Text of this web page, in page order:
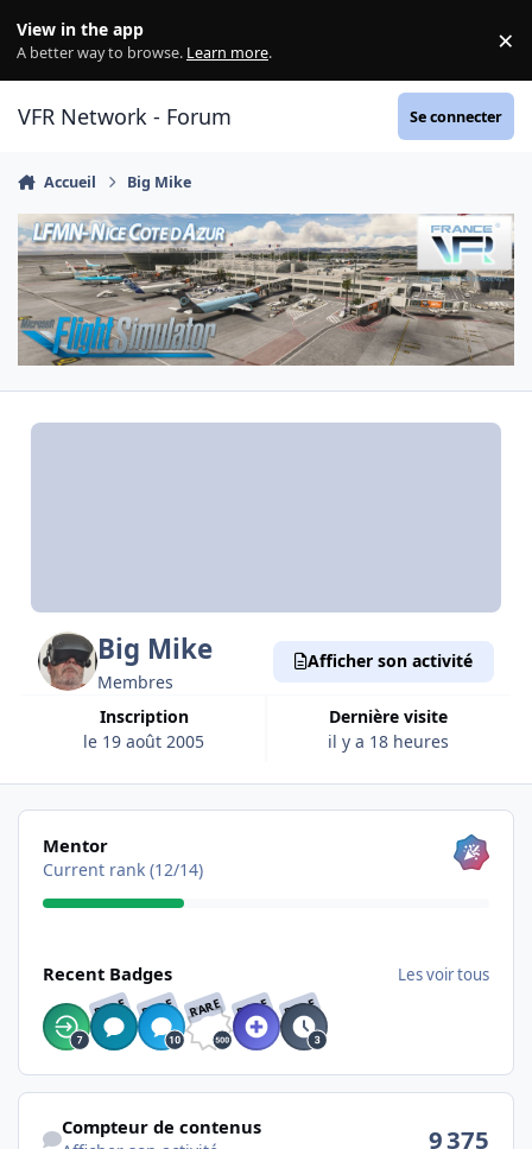
View in the app
A better way to browse. Learn more. ×
VFR Network - Forum Se connecter
Accueil Big Mike
Big Mike
Membres
Inscription
le 19 août 2005
Dernière visite
il y a 18 heures
Afficher son activité
Les voir tous
Mentor
Current rank (12/14)
Recent Badges Les voir tous
RARE RARE RARE RARE RARE
Afficher son activité
Compteur de contenus 9 375